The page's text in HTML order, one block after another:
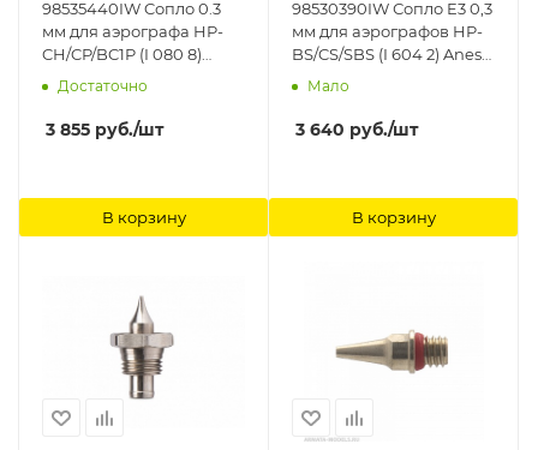
98535440IW Cопло 0.3
мм для аэрографа HP-
CH/CP/BC1P (I 080 8)
Anest Iwata
Достаточно
3 855 руб./шт
В корзину
98530390IW Сопло E3 0,3
мм для аэрографов HP-
BS/CS/SBS (I 604 2) Anest
Iwata
Мало
3 640 руб./шт
В корзину